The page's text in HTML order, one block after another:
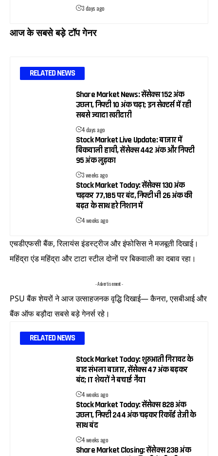
3 days ago
आज के सबसे बड़े टॉप गेनर
RELATED NEWS
Share Market News: सेंसेक्स 152 अंक
उछला, निफ्टी 10 अंक चढ़ा; इन सेक्टर्स में रही
सबसे ज्यादा खरीदारी
4 days ago
Stock Market Live Update: बाजार में
बिकवाली हावी, सेंसेक्स 442 अंक और निफ्टी
95 अंक लुढ़का
3 weeks ago
Stock Market Today: सेंसेक्स 130 अंक
चढ़कर 77,185 पर बंद, निफ्टी भी 26 अंक की
बढ़त के साथ हरे निशान में
4 weeks ago
एचडीएफसी बैंक, रिलायंस इंडस्ट्रीज और इंफोसिस ने मजबूती दिखाई।
महिंद्रा एंड महिंद्रा और टाटा स्टील दोनों पर बिकवाली का दबाव रहा।
- Advertisement -
PSU बैंक शेयरों ने आज उत्साहजनक वृद्धि दिखाई— कैनरा, एसबीआई और
बैंक ऑफ बड़ौदा सबसे बड़े गेनर्स रहे।
RELATED NEWS
Stock Market Today: शुरुआती गिरावट के
बाद संभला बाजार, सेंसेक्स 47 अंक बढ़कर
बंद; IT शेयरों ने बचाई नैया
4 weeks ago
Stock Market Today: सेंसेक्स 828 अंक
उछला, निफ्टी 244 अंक चढ़कर रिकॉर्ड तेजी के
साथ बंद
4 weeks ago
Share Market Closing: सेंसेक्स 238 अंक